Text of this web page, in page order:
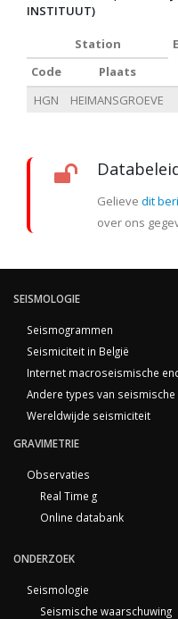
INSTITUUT)
Station
Code
Plaats
HGN
HEIMANSGROEVE
Gelieve dit
over ons
SEISMOLOGIE
Seismogrammen
Seismiciteit in België
Internet macroseismische
Andere types van
Wereldwijde seismiciteit
GRAVIMETRIE
Observaties
Real Time g
Online databank
ONDERZOEK
Seismologie
Seismische waarschuwing